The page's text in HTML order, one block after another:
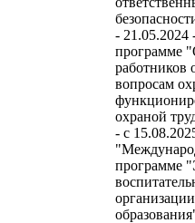
-
программе
работников
вопросам
охраной
- с
программе